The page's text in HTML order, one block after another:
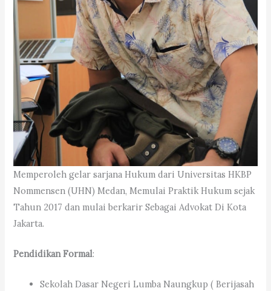
Memperoleh gelar sarjana Hukum dari Universitas HKBP
Nommensen (UHN) Medan, Memulai Praktik Hukum sejak
Tahun 2017 dan mulai berkarir Sebagai Advokat Di Kota
Jakarta.
Pendidikan Formal:
Sekolah Dasar Negeri Lumba Naungkup ( Berijasah